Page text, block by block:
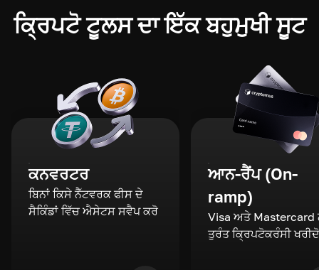
ਕ੍ਰਿਪਟੋ ਟੂਲਸ ਦਾ ਇੱਕ ਬਹੁਮੁਖੀ ਸੂਟ
ਕਨਵਰਟਰ
ਬਿਨਾਂ ਕਿਸੇ ਨੈੱਟਵਰਕ ਫੀਸ ਦੇ
ਸੈਕਿੰਡਾਂ ਵਿੱਚ ਐਸੇਟਸ ਸਵੈਪ ਕਰੋ
ਆਨ-ਰੈਂਪ (On-
ramp)
Visa ਅਤੇ Mastercard
ਤੁਰੰਤ ਕ੍ਰਿਪਟੋਕਰੰਸੀ ਖਰੀਦੋ